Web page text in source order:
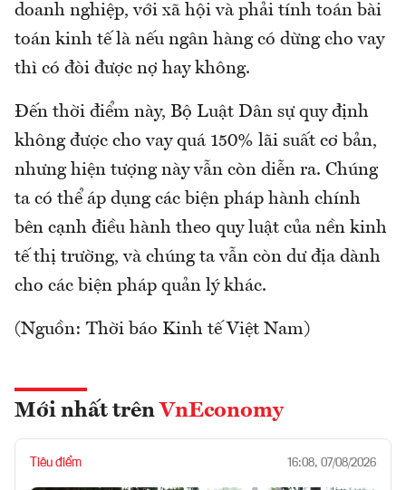
doanh nghiệp, với xã hội và phải tính toán bài
toán kinh tế là nếu ngân hàng có dừng cho vay
thì có đòi được nợ hay không.
Đến thời điểm này, Bộ Luật Dân sự quy định
không được cho vay quá 150% lãi suất cơ bản,
nhưng hiện tượng này vẫn còn diễn ra. Chúng
ta có thể áp dụng các biện pháp hành chính
bên cạnh điều hành theo quy luật của nền kinh
tế thị trường, và chúng ta vẫn còn dư địa dành
cho các biện pháp quản lý khác.
(Nguồn: Thời báo Kinh tế Việt Nam)
Mới nhất trên VnEconomy
Tiêu điểm 16:08, 07/08/2026